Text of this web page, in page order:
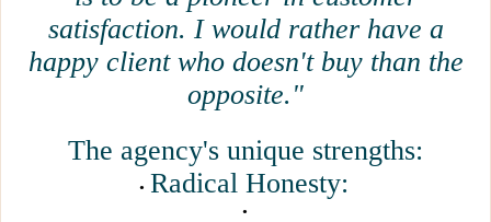
satisfaction. I would rather have a
happy client who doesn't buy than the
opposite."
The agency's unique strengths:
Radical Honesty: